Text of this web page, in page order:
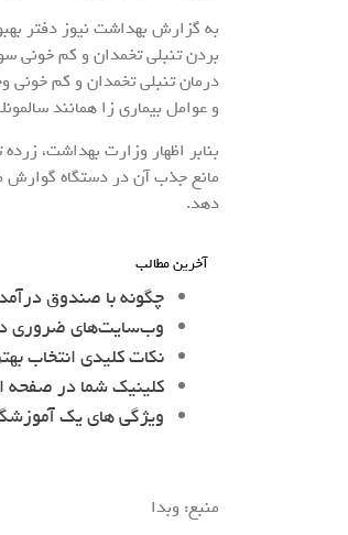
به گزارش بهداشت نیوز دفتر
بردن تنبلی تخمدان و کم خونی
درمان تنبلی تخمدان و کم خونی
و عوامل بیماری زا همانند
بنابر اظهار وزارت بهداشت،
مانع جذب آن در دستگاه گوارش
دهد.
آخرین مطالب
چگونه با صندوق
وب‌سایت‌های ضروری
نکات کلیدی انتخاب
کلینیک شما در
ویژگی های یک
منبع: وبدا